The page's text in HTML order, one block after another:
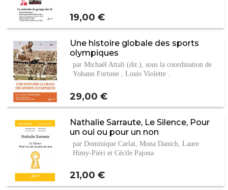
Prix
19,00 €
Une histoire globale des sports
olympiques
par Michaël Attali (dir.), sous la coordination de
Yohann Fortune , Louis Violette .
Prix
29,00 €
Nathalie Sarraute, Le Silence, Pour
un oui ou pour un non
par Dominique Carlat, Mona Danich, Laure
Himy-Piéri et Cécile Pajona
Prix
21,00 €